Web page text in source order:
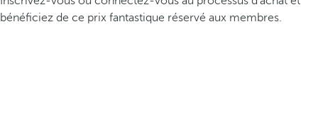
bénéficiez de ce prix fantastique réservé aux membres.